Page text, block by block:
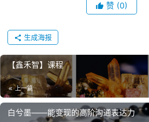
赞 (0)
生成海报
【鑫禾智】课程
上一篇
白兮墨——能变现的高阶沟通表达力